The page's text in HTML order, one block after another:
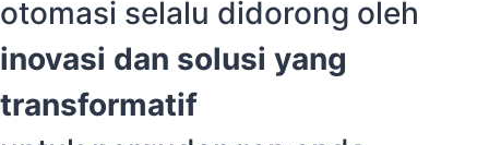
otomasi selalu didorong oleh
inovasi dan solusi yang
transformatif